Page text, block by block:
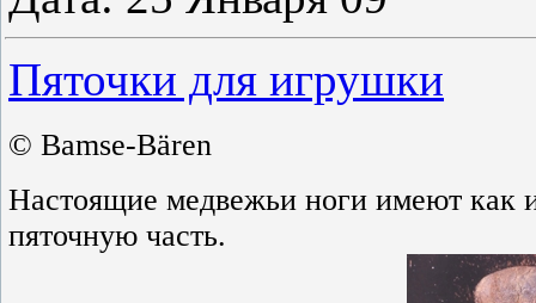
Пяточки для игрушки
© Bamse-Bären
Настоящие медвежьи ноги имеют как
пяточную часть.